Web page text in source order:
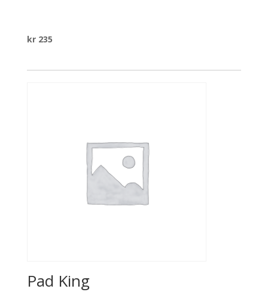
kr235
Pad King